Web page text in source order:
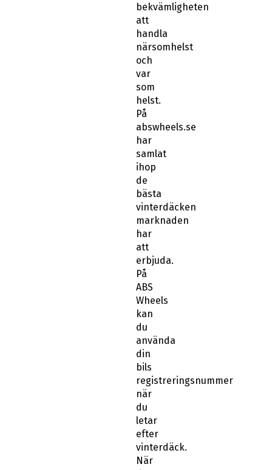
bekvämligheten
att
handla
närsomhelst
och
var
som
helst.
På
abswheels.se
har
samlat
ihop
de
bästa
vinterdäcken
marknaden
har
att
erbjuda.
På
ABS
Wheels
kan
du
använda
din
bils
registreringsnummer
när
du
letar
efter
vinterdäck.
När